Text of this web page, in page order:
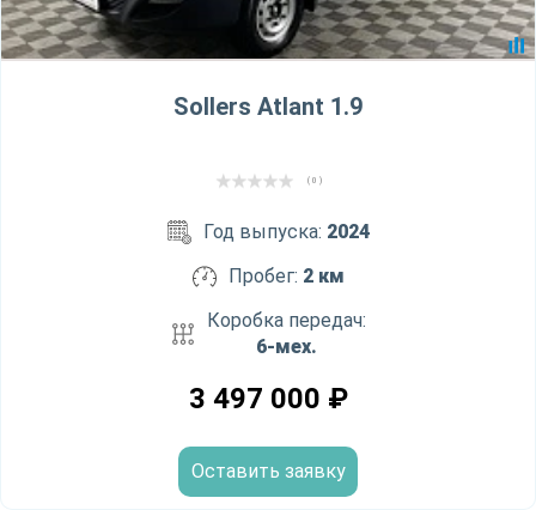
Sollers Atlant 1.9
( 0 )
Год выпуска: 2024
Пробег: 2 км
Коробка передач:
6-мех.
3 497 000 ₽
Оставить заявку